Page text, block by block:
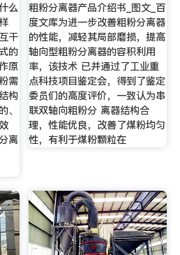
么
干
的
原
需
构
、
离
粗粉分离器产品介绍书_图文_百
度文库为进一步改善粗粉分离器
的性能，减轻其局部磨损，提高
轴向型粗粉分离器的容积利用
率，该技术 已并通过了工业重
点科技项目鉴定会，得到了鉴定
委员们的高度评价，一致认为串
联双轴向粗粉分 离器结构合
理，性能优良，改善了煤粉均匀
性，有利于煤粉颗粒在